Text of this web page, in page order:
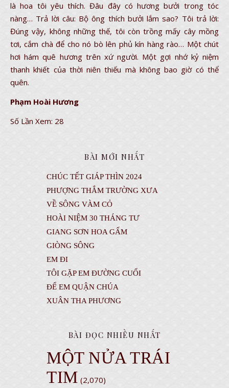
là hoa tôi yêu thích. Đâu đây có hương bưởi trong tóc
nàng… Trả lời câu: Bộ ông thích bưởi lắm sao? Tôi trả lời:
Đúng vậy, không những thế, tôi còn trồng mấy cây mồng
tơi, cắm chà để cho nó bò lên phủ kín hàng rào… Một chút
hơi hám quê hương trên xứ người. Một gợi nhớ kỷ niệm
thanh khiết của thời niên thiếu mà không bao giờ có thể
quên.
Phạm Hoài Hương
Số Lần Xem: 28
BÀI MỚI NHẤT
CHÚC TẾT GIÁP THÌN 2024
PHƯỢNG THẮM TRƯỜNG XƯA
VỀ SÔNG VÀM CỎ
HOÀI NIỆM 30 THÁNG TƯ
GIANG SƠN HOA GẤM
GIÒNG SÔNG
EM ĐI
TÔI GẶP EM ĐƯỜNG CUỐI
ĐỂ EM QUẬN CHÚA
XUÂN THA PHƯƠNG
BÀI ĐỌC NHIỀU NHẤT
MỘT NỬA TRÁI
TIM (2,070)